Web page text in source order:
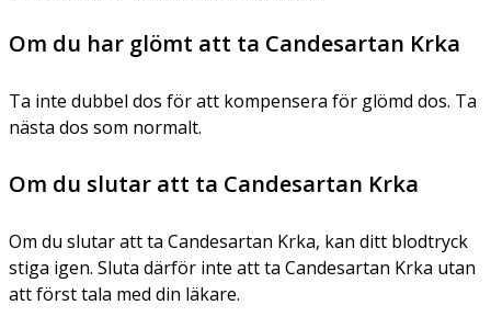
Om du har glömt att ta Candesartan Krka
Ta inte dubbel dos för att kompensera för glömd dos. Ta
nästa dos som normalt.
Om du slutar att ta Candesartan Krka
Om du slutar att ta Candesartan Krka, kan ditt blodtryck
stiga igen. Sluta därför inte att ta Candesartan Krka utan
att först tala med din läkare.